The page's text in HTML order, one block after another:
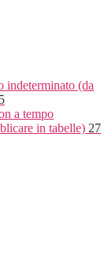
indeterminato (da
5
a tempo
in tabelle) 27